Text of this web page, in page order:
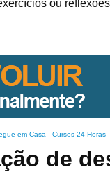
ou
em Casa - Cursos 24 Horas
de